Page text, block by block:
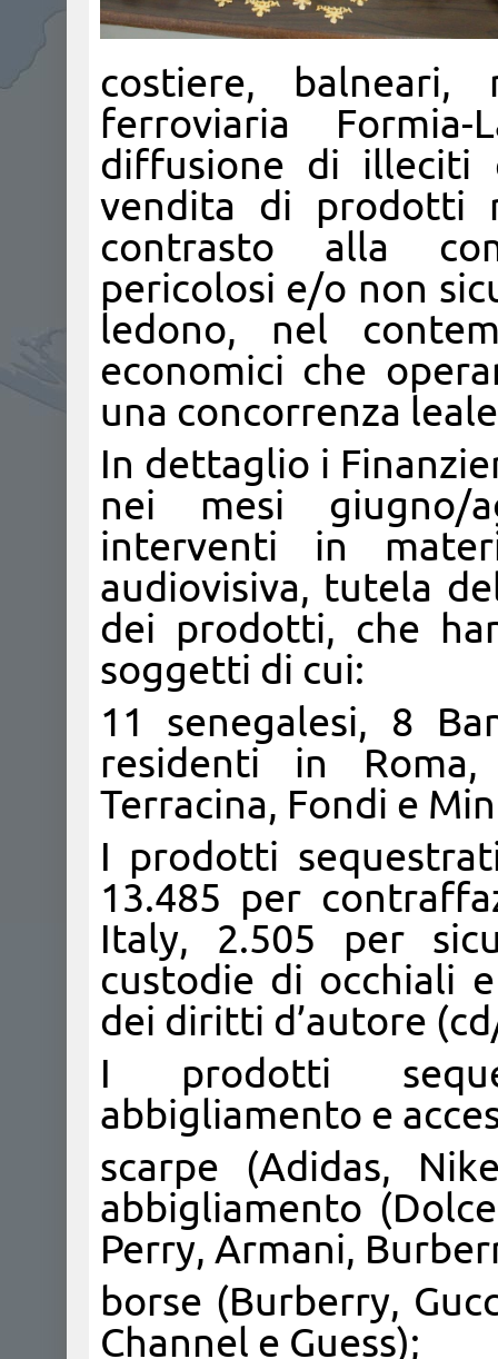
costiere, balneari,
ferroviaria
diffusione di illeciti
vendita di prodotti
contrasto alla
pericolosi e/o non
ledono, nel
economici che
una concorrenza
In dettaglio i
nei mesi giugno/
interventi in
audiovisiva, tutela
dei prodotti, che
soggetti di cui:
11 senegalesi, 8
residenti in Roma,
Terracina, Fondi e
I prodotti
13.485 per
Italy, 2.505 per
custodie di occhiali
dei diritti d’autore
I prodotti
abbigliamento e
scarpe (Adidas,
abbigliamento
Perry, Armani,
borse (Burberry,
Channel e Guess);